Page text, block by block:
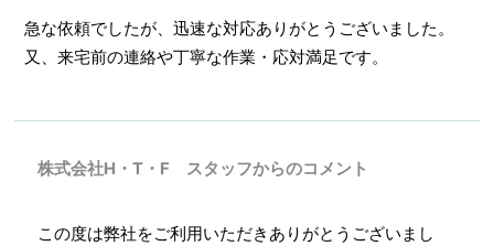
急な依頼でしたが、迅速な対応ありがとうございました。
又、来宅前の連絡や丁寧な作業・応対満足です。
株式会社H・T・F スタッフからのコメント
この度は弊社をご利用いただきありがとうございまし